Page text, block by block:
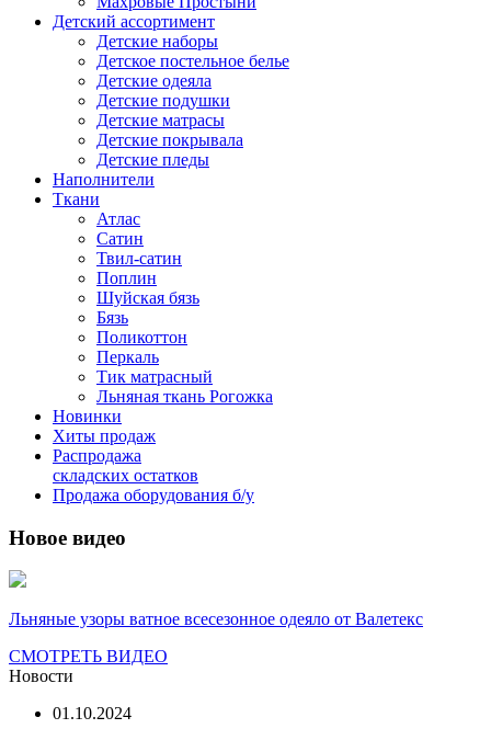
Детский ассортимент
Детские наборы
Детское постельное белье
Детские одеяла
Детские подушки
Детские матрасы
Детские покрывала
Детские пледы
Наполнители
Ткани
Атлас
Сатин
Твил-сатин
Поплин
Шуйская бязь
Бязь
Поликоттон
Перкаль
Тик матрасный
Льняная ткань Рогожка
Новинки
Хиты продаж
Распродажа
складских остатков
Продажа оборудования б/у
Новое видео
Льняные узоры ватное всесезонное одеяло от Валетекс
СМОТРЕТЬ ВИДЕО
Новости
01.10.2024